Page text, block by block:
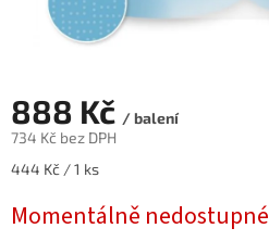
888 Kč / balení
734 Kč bez DPH
Měrná
444 Kč / 1 ks
Momentálně nedostupné